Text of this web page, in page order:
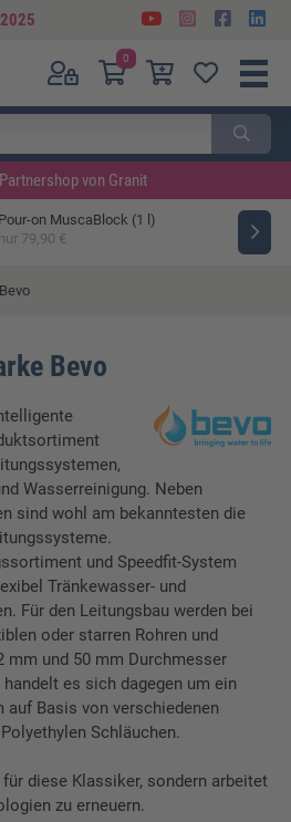
0
von Granit
Pour-on MuscaBlock (1 l)
nur 79,90 €
Bevo
Bevo
Wasserreinigung. Neben
sind wohl am bekanntesten die
und Speedfit-System
Tränkewasser- und
Für den Leitungsbau werden bei
oder starren Rohren und
mm und 50 mm Durchmesser
es sich dagegen um ein
Basis von verschiedenen
Schläuchen.
diese Klassiker, sondern arbeitet
zu erneuern.